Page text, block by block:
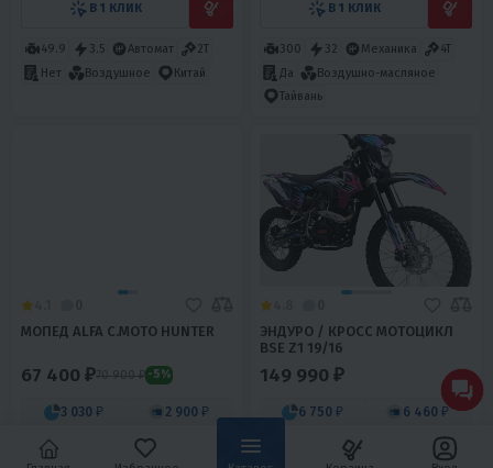
В 1 КЛИК
49.9 3.5 Автомат
2Т
Нет
Воздушное Китай
В 1 КЛИК
300 32 Механика
4T
Да
Воздушно-масляное
Тайвань
МОПЕД ALFA С.МОТО HUNTER
67 400 ₽70 900 ₽ -5%
3 030 ₽ 2 900 ₽
В 1 КЛИК
ЭНДУРО / КРОСС МОТОЦИКЛ
BSE Z1 19/16
149 990 ₽
6 750 ₽ 6 460 ₽
В 1 КЛИК